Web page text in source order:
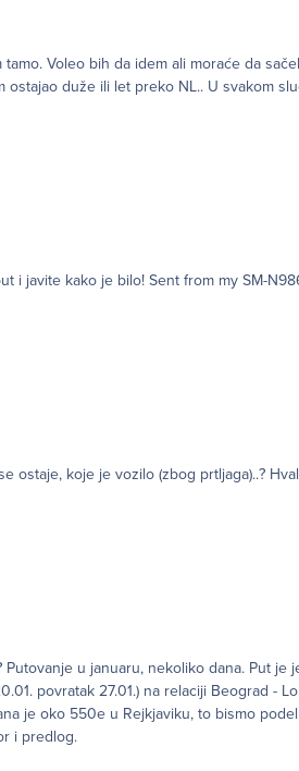
Voleo bih da idem ali moraće da
duže ili let preko NL.. U svakom
Hvala svima za interesovanje, ja sam put odložio na neko vreme, svima koji idete
ostaje, koje je vozilo (zbog prtljaga)..?
u januaru, nekoliko dana. Put
povratak 27.01.) na relaciji Beograd -
je oko 550e u Rejkjaviku, to bismo
i predlog.